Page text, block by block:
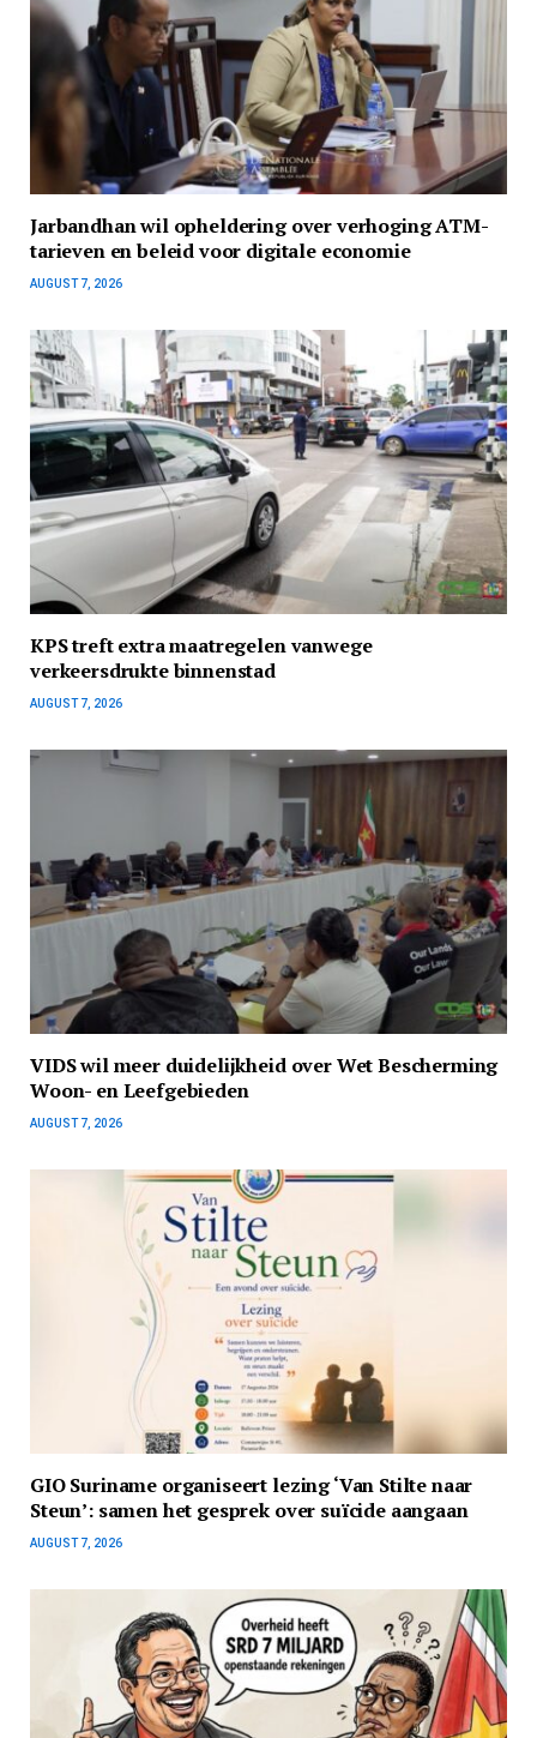
Jarbandhan wil opheldering over verhoging ATM-
tarieven en beleid voor digitale economie
AUGUST 7, 2026
KPS treft extra maatregelen vanwege
verkeersdrukte binnenstad
AUGUST 7, 2026
VIDS wil meer duidelijkheid over Wet Bescherming
Woon- en Leefgebieden
AUGUST 7, 2026
GIO Suriname organiseert lezing ‘Van Stilte naar
Steun’: samen het gesprek over suïcide aangaan
AUGUST 7, 2026